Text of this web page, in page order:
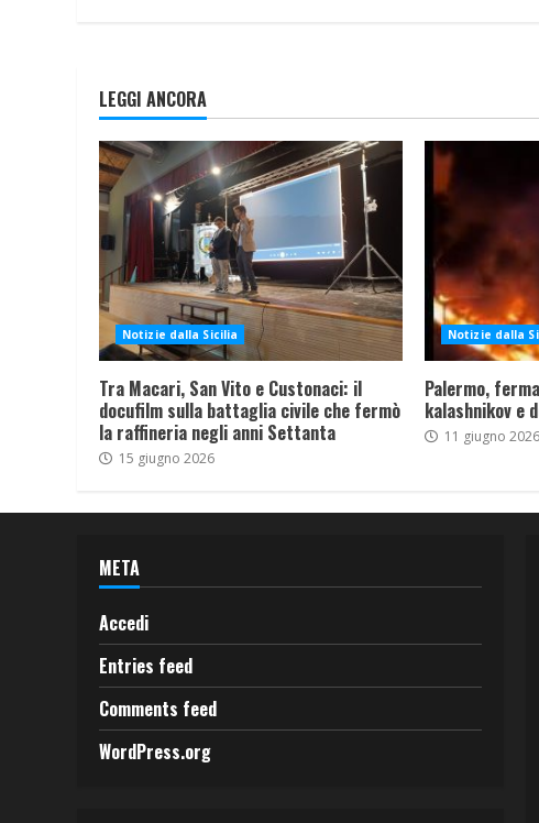
LEGGI ANCORA
Notizie dalla Sicilia
Tra Macari, San Vito e Custonaci: il
docufilm sulla battaglia civile che fermò
la raffineria negli anni Settanta
15 giugno 2026
Notizie dalla
Palermo,
kalashnikov e
11 giugno 2026
META
Accedi
Entries feed
Comments feed
WordPress.org